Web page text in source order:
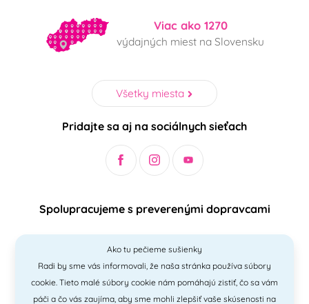
Viac ako 1270
výdajných miest na Slovensku
Všetky miesta
Pridajte sa aj na sociálnych sieťach
Spolupracujeme s preverenými dopravcami
Bezpečný a jednoduchý spôsob platieb
Ako tu pečieme sušienky
Radi by sme vás informovali, že naša stránka používa súbory
cookie. Tieto malé súbory cookie nám pomáhajú zistiť, čo sa vám
páči a čo vás zaujíma, aby sme mohli zlepšiť vaše skúsenosti na